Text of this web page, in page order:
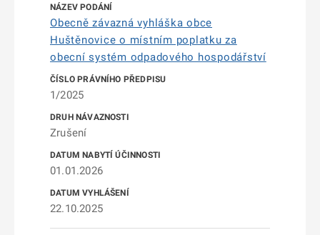
Obecně závazná vyhláška obce
Huštěnovice o místním poplatku za
obecní systém odpadového hospodářství
1/2025
Zrušení
01.01.2026
22.10.2025